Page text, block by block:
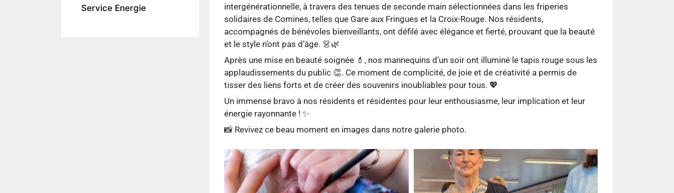
intergénérationnelle, à travers des tenues de seconde main sélectionnées dans les friperies
solidaires de Comines, telles que Gare aux Fringues et la Croix-Rouge. Nos résidents,
accompagnés de bénévoles bienveillants, ont défilé avec élégance et fierté, prouvant que la beauté
et le style n’ont pas d’âge. 👗🌿
Après une mise en beauté soignée 💄, nos mannequins d’un soir ont illuminé le tapis rouge sous les
applaudissements du public 👏. Ce moment de complicité, de joie et de créativité a permis de
tisser des liens forts et de créer des souvenirs inoubliables pour tous. 💖
Un immense bravo à nos résidents et résidentes pour leur enthousiasme, leur implication et leur
énergie rayonnante ! ✨
📸 Revivez ce beau moment en images dans notre galerie photo.
Service Energie